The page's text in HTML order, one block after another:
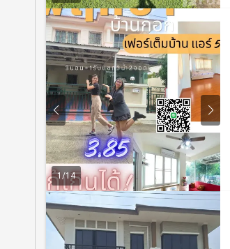
1 /14